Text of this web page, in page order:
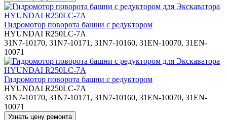
Гидромотор поворота башни с редуктором
HYUNDAI R250LC-7A
31N7-10170, 31N7-10171, 31N7-10160, 31EN-10070, 31EN-
10071
Гидромотор поворота башни с редуктором
HYUNDAI R250LC-7A
31N7-10170, 31N7-10171, 31N7-10160, 31EN-10070, 31EN-
10071